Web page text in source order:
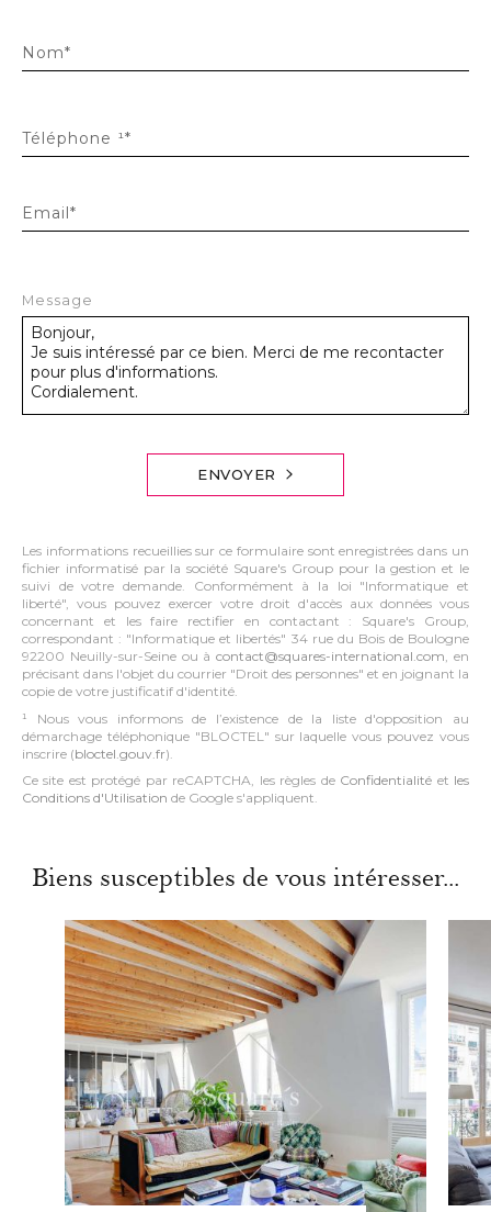
Nom*
Téléphone ¹*
Email*
Message
ENVOYER
Les informations recueillies sur ce formulaire sont enregistrées dans un
fichier informatisé par la société Square's Group pour la gestion et le
suivi de votre demande. Conformément à la loi "Informatique et
liberté", vous pouvez exercer votre droit d'accès aux données vous
concernant et les faire rectifier en contactant : Square's Group,
correspondant : "Informatique et libertés" 34 rue du Bois de Boulogne
92200 Neuilly-sur-Seine ou àcontact@squares-international.com, en
précisant dans l'objet du courrier "Droit des personnes" et en joignant la
copie de votre justificatif d'identité.
¹ Nous vous informons de l’existence de la liste d'opposition au
démarchage téléphonique "BLOCTEL" sur laquelle vous pouvez vous
inscrire (bloctel.gouv.fr).
Ce site est protégé par reCAPTCHA, les règles de Confidentialité et les
Conditions d'Utilisation de Google s'appliquent.
Biens susceptibles de vous intéresser...